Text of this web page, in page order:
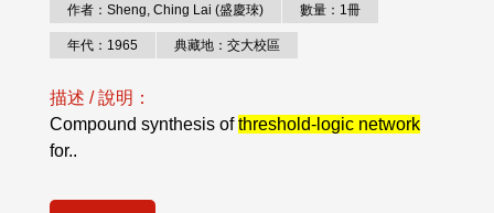
作者：Sheng, Ching Lai (盛慶琜) 數量：1冊
年代：1965 典藏地：交大校區
描述 / 說明：
Compound synthesis ofthreshold-logic network
for..